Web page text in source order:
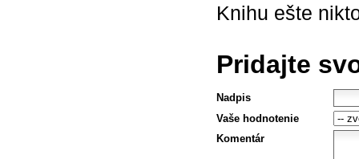
Knihu ešte
Pridajte
Nadpis
Vaše hodnotenie
Komentár